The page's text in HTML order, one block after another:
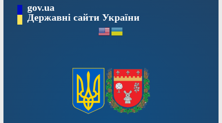
Перейтиgov.ua
Державні сайти України